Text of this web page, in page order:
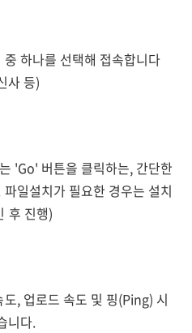
하나를 선택해 접속합니다
사 등)
'Go' 버튼을 클릭하는, 간단한
일설치가 필요한 경우는 설치
후 진행)
, 업로드 속도 및 핑(Ping) 시
니다.